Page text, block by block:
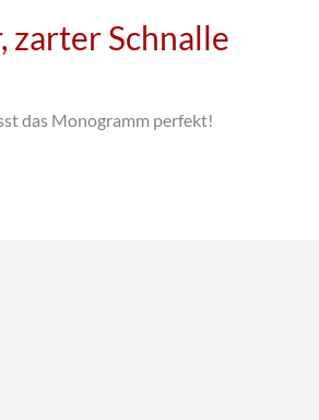
zarter Schnalle
das Monogramm perfekt!